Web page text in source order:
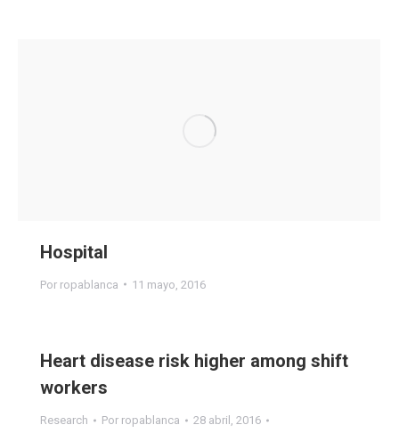
Hospital
Por ropablanca 11 mayo, 2016
Heart disease risk higher among shift
workers
Research Por ropablanca
28 abril, 2016